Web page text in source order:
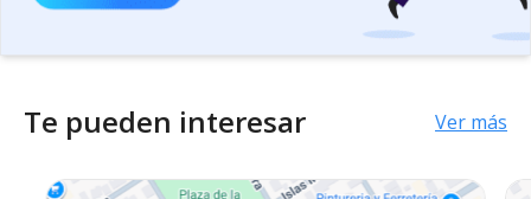
Te pueden interesar Ver más